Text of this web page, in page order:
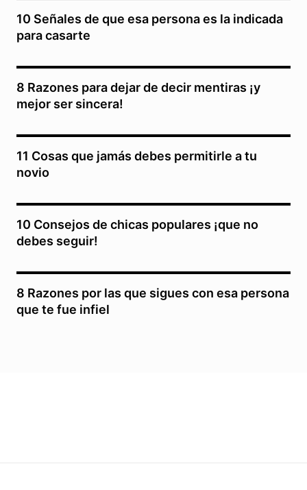
10 Señales de que esa persona es la indicada
para casarte
8 Razones para dejar de decir mentiras ¡y
mejor ser sincera!
11 Cosas que jamás debes permitirle a tu
novio
10 Consejos de chicas populares ¡que no
debes seguir!
8 Razones por las que sigues con esa persona
que te fue infiel